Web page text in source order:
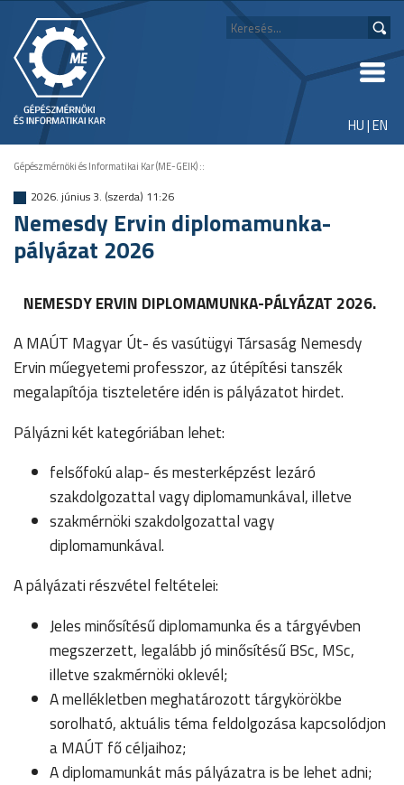
HU|EN
Gépészmérnöki és Informatikai Kar (ME-GEIK)::
2026. június 3. (szerda) 11:26
Nemesdy Ervin diplomamunka-
pályázat 2026
NEMESDY ERVIN DIPLOMAMUNKA-PÁLYÁZAT 2026.
A MAÚT Magyar Út- és vasútügyi Társaság Nemesdy
Ervin műegyetemi professzor, az útépítési tanszék
megalapítója tiszteletére idén is pályázatot hirdet.
Pályázni két kategóriában lehet:
felsőfokú alap- és mesterképzést lezáró
szakdolgozattal vagy diplomamunkával, illetve
szakmérnöki szakdolgozattal vagy
diplomamunkával.
A pályázati részvétel feltételei:
Jeles minősítésű diplomamunka és a tárgyévben
megszerzett, legalább jó minősítésű BSc, MSc,
illetve szakmérnöki oklevél;
A mellékletben meghatározott tárgykörökbe
sorolható, aktuális téma feldolgozása kapcsolódjon
a MAÚT fő céljaihoz;
A diplomamunkát más pályázatra is be lehet adni;